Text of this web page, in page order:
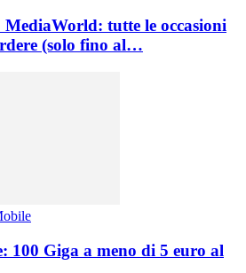
MediaWorld: tutte le occasioni
(solo fino al…
100 Giga a meno di 5 euro al